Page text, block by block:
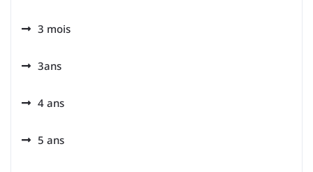
3 mois
3ans
4 ans
5 ans